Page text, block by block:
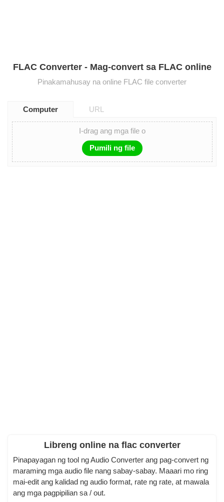
FLAC Converter - Mag-convert sa FLAC online
Pinakamahusay na online FLAC file converter
Computer URL
I-drag ang mga file o
Pumili ng file
Libreng online na flac converter
Pinapayagan ng tool ng Audio Converter ang pag-convert ng
maraming mga audio file nang sabay-sabay. Maaari mo ring
mai-edit ang kalidad ng audio format, rate ng rate, at mawala
ang mga pagpipilian sa / out.